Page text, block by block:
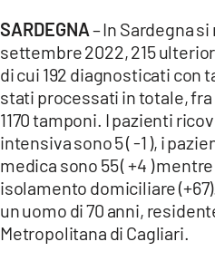
SARDEGNA– In Sardegna
settembre 2022, 215
di cui 192 diagnosticati con
stati processati in totale,
1170 tamponi. I pazienti
intensiva sono 5 ( -1 ), i
medica sono 55 ( +4 )
isolamento domiciliare
un uomo di 70 anni,
Metropolitana di Cagliari.